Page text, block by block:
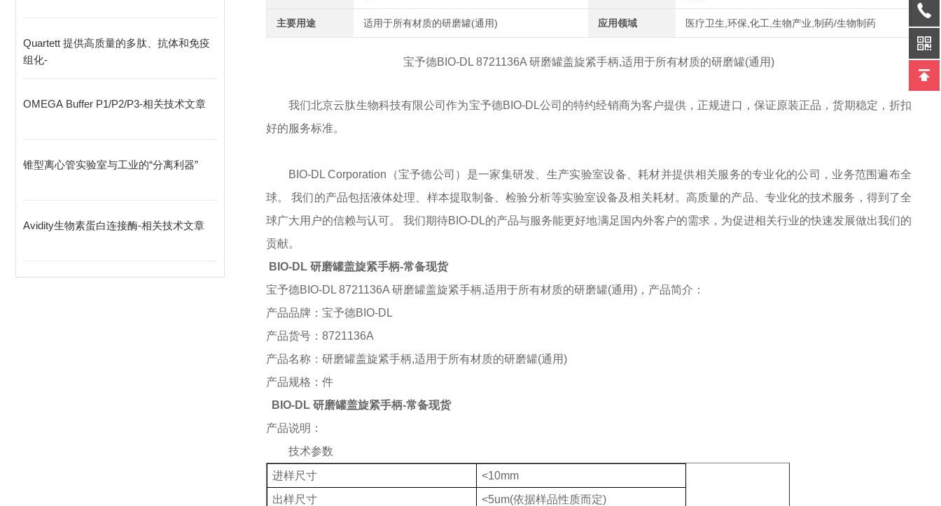
Quartett 提供高质量的多肽、抗体和免疫
组化-
OMEGA Buffer P1/P2/P3-相关技术文章
锥型离心管实验室与工业的“分离利器”
Avidity生物素蛋白连接酶-相关技术文章
主要用途 适用于所有材质的研磨罐(通用) 应用领域 医疗卫生,环保,化工,生物产业,制药/生物制药
宝予德BIO-DL 8721136A 研磨罐盖旋紧手柄,适用于所有材质的研磨罐(通用)
我们北京云肽生物科技有限公司作为宝予德BIO-DL公司的特约经销商为客户提供，正规进口，保证原装正品，货期稳定，折扣
好的服务标准。
BIO-DL Corporation（宝予德公司）是一家集研发、生产实验室设备、耗材并提供相关服务的专业化的公司，业务范围遍布全
球。 我们的产品包括液体处理、样本提取制备、检验分析等实验室设备及相关耗材。高质量的产品、专业化的技术服务，得到了全
球广大用户的信赖与认可。 我们期待BIO-DL的产品与服务能更好地满足国内外客户的需求，为促进相关行业的快速发展做出我们的
贡献。
BIO-DL 研磨罐盖旋紧手柄-常备现货
宝予德BIO-DL 8721136A 研磨罐盖旋紧手柄,适用于所有材质的研磨罐(通用) ， 产品简介：
产品品牌： 宝予德BIO-DL
产品货号： 8721136A
产品名称： 研磨罐盖旋紧手柄,适用于所有材质的研磨罐(通用)
产品规格：件
BIO-DL 研磨罐盖旋紧手柄-常备现货
产品说明：
技术参数
进样尺寸
<10mm
出样尺寸
<5um(依据样品性质而定)